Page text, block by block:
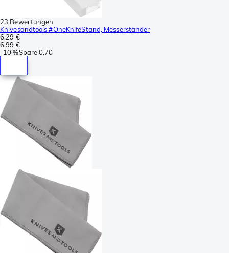
23 Bewertungen
Knivesandtools #OneKnifeStand, Messerständer
6,29 €
6,99 €
-10 %Spare0,70